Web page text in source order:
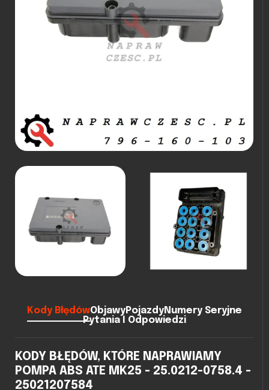
Kody BłędówObjawyPojazdyNumery Seryjne
Pytania I Odpowiedzi
KODY BŁĘDÓW, KTÓRE NAPRAWIAMY
POMPA ABS ATE MK25 - 25.0212-0758.4 -
25021207584